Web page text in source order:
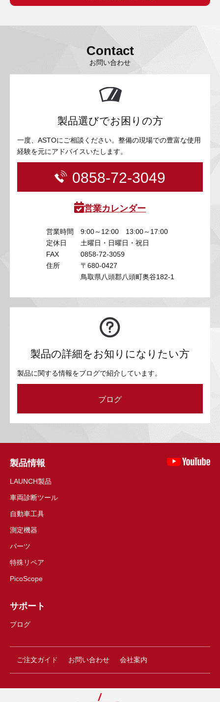
Contact
お問い合わせ
製品選びでお困りの方
一度、ASTOにご相談ください。整備の現場での豊富な使用
経験を元にアドバイスいたします。
0858-72-3049
営業カレンダー
営業時間
9:00～12:00 13:00～17:00
定休日
土曜日・日曜日・祝日
FAX
0858-72-3059
住所
〒680-0427
鳥取県八頭郡八頭町奥谷182-1
製品の詳細をお知りになりたい方
製品に関する情報をブログで紹介しています。
ブログ
製品情報
LAUNCH製品
車両診断ツール
自動車工具
測定機器
パーツ
特殊リペア
PicoScope
サポート
ブログ
ご注文ガイド お問い合わせ 会社案内